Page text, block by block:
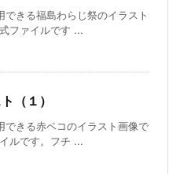
できる福島わらじ祭のイラスト
ファイルです ...
（１）
できる赤ベコのイラスト画像で
ルです。フチ ...